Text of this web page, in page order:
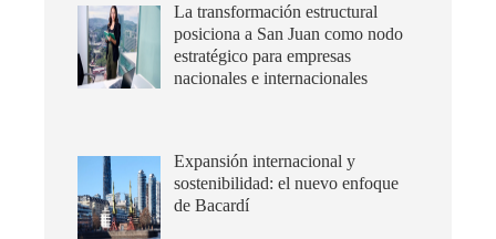
La transformación estructural
posiciona a San Juan como nodo
estratégico para empresas
nacionales e internacionales
Expansión internacional y
sostenibilidad: el nuevo enfoque
de Bacardí